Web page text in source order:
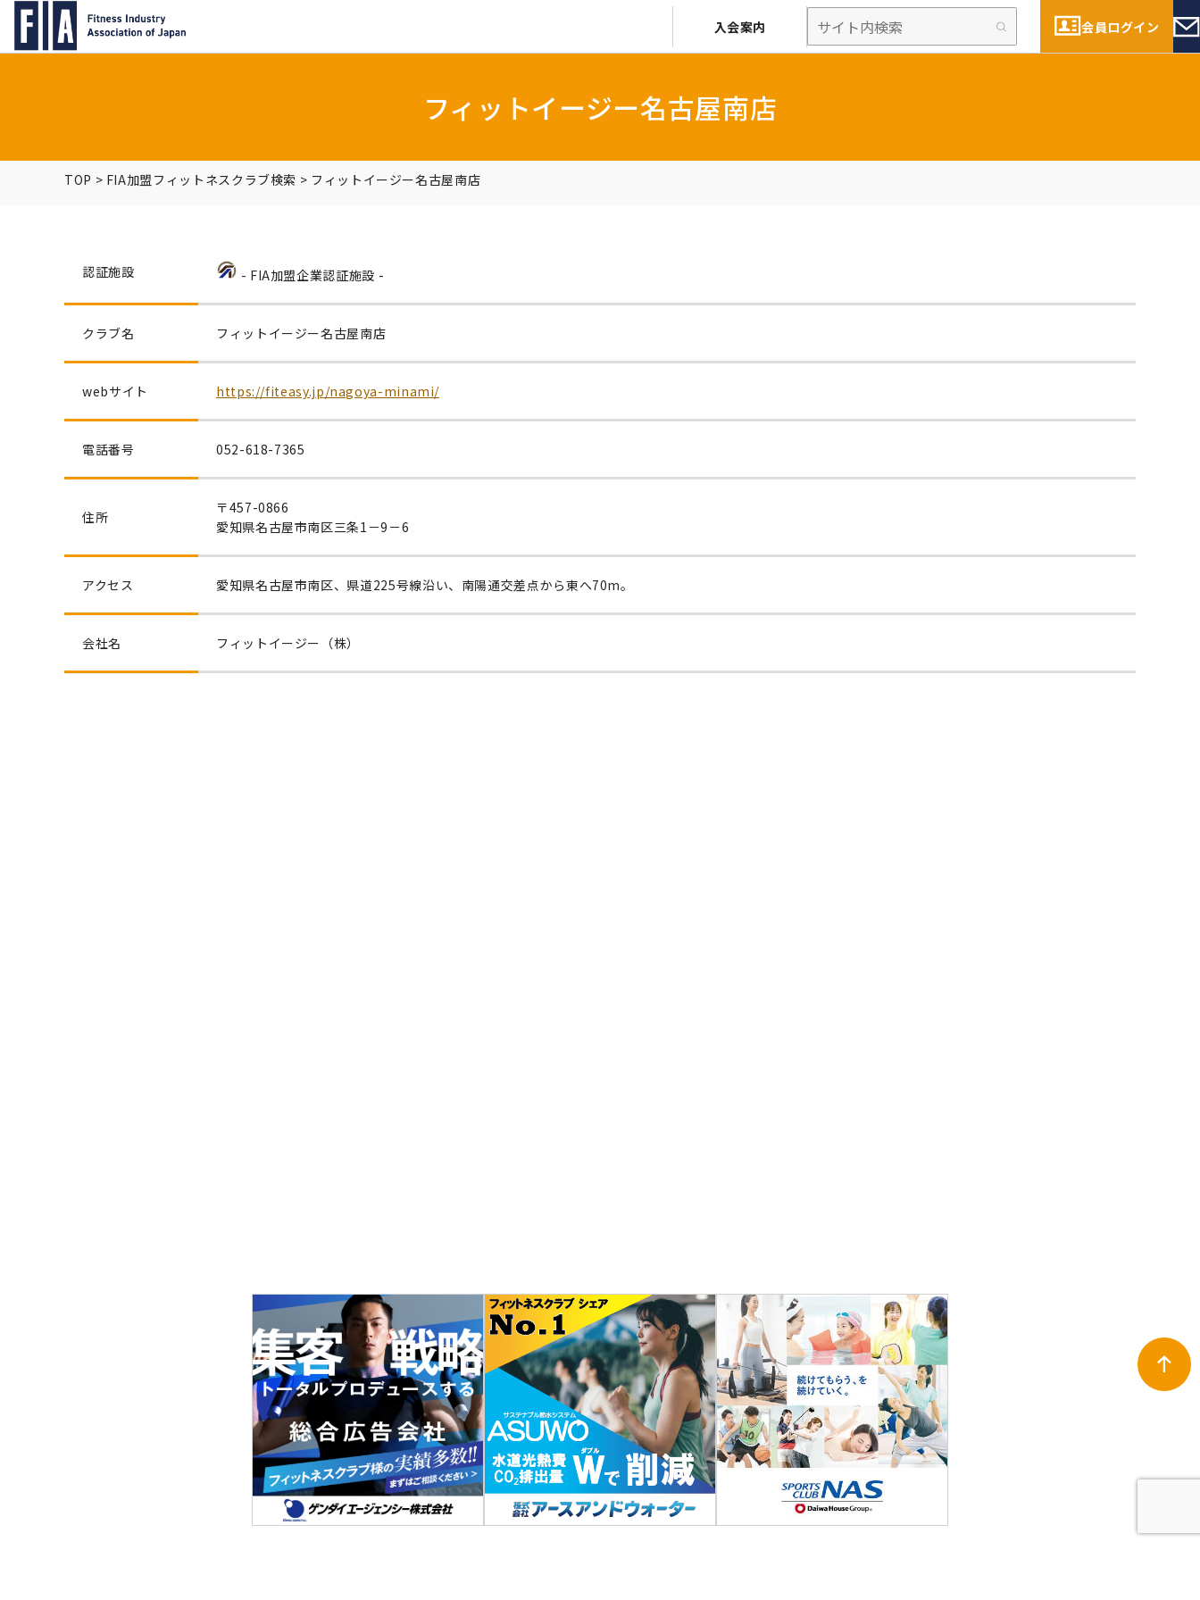
入会案内 会員ログイン
フィットイージー名古屋南店
TOP > FIA加盟フィットネスクラブ検索 > フィットイージー名古屋南店
認証施設 - FIA加盟企業認証施設 -
クラブ名 フィットイージー名古屋南店
webサイト https://fiteasy.jp/nagoya-minami/
電話番号 052-618-7365
住所
〒457-0866
愛知県名古屋市南区三条1－9－6
アクセス 愛知県名古屋市南区、県道225号線沿い、南陽通交差点から東へ70m。
会社名 フィットイージー（株）